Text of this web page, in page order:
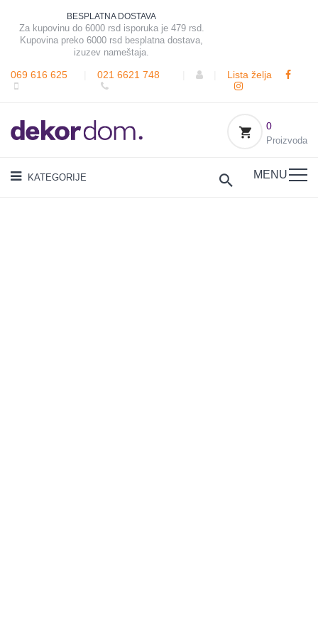
BESPLATNA DOSTAVA
Za kupovinu do 6000 rsd isporuka je 479 rsd.
Kupovina preko 6000 rsd besplatna dostava,
izuzev nameštaja.
069 616 625 021 6621 748 Lista želja
0
Proizvoda
KATEGORIJE MENU